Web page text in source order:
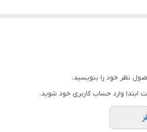
نظر خود را بنویسید.
ابتدا وارد حساب کاربری خود شوید.